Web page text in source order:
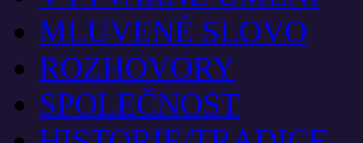
MLUVENÉ SLOVO
ROZHOVORY
SPOLEČNOST